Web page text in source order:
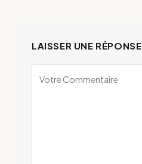
LAISSER UNE RÉPONSE